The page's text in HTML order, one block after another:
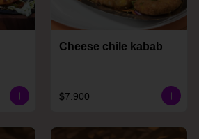
Cheese chile kabab
$7.900